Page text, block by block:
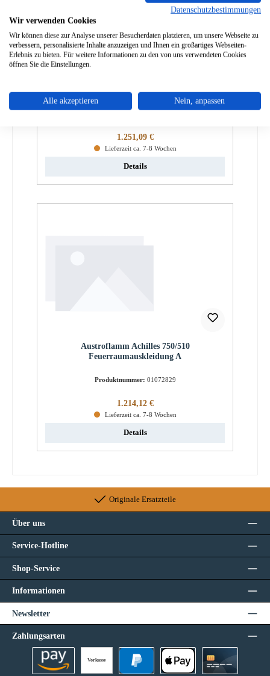
Feuerraumauskleidung Umbausatz A
Regulärer Preis:
1.251,09 €
Lieferzeit ca. 7-8 Wochen
Details
Austroflamm Achilles 750/510
Feuerraumauskleidung A
Produktnummer: 01072829
Regulärer Preis:
1.214,12 €
Lieferzeit ca. 7-8 Wochen
Details
Originale Ersatzteile
Über uns
Service-Hotline
Shop-Service
Informationen
Newsletter
Zahlungsarten
Vorkasse
Datenschutzbestimmungen
Wir verwenden Cookies
Wir können diese zur Analyse unserer Besucherdaten platzieren, um unsere Webseite zu
verbessern, personalisierte Inhalte anzuzeigen und Ihnen ein großartiges Webseiten-
Erlebnis zu bieten. Für weitere Informationen zu den von uns verwendeten Cookies
öffnen Sie die Einstellungen.
Alle akzeptieren Nein, anpassen